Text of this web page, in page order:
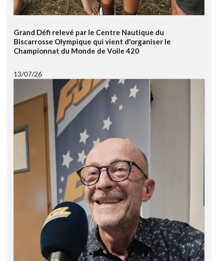
Grand Défi relevé par le Centre Nautique du
Biscarrosse Olympique qui vient d'organiser le
Championnat du Monde de Voile 420
13/07/26